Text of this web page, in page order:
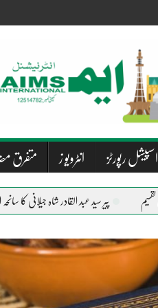
اسپیشل رپورٹز انٹرویو ز متفرق
پیر سید عبد القادر شاہ جیلانی کا سانحہ ارتحال